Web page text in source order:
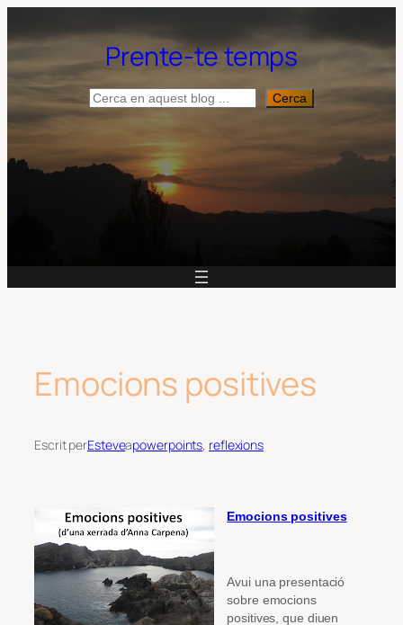
Prente-te temps
Cerca Cerca
Emocions positives
Escrit perEsteveapowerpoints, reflexions
Emocions positives
Avui una presentació
sobre emocions
positives, que diuen